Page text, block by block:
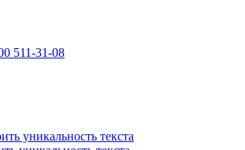
511-31-08
уникальность текста